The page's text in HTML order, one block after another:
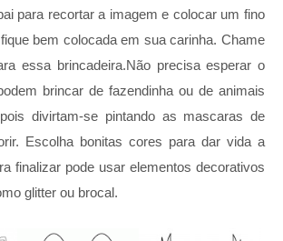
para recortar a imagem e colocar um fino
bem colocada em sua carinha. Chame
essa brincadeira.Não precisa esperar o
brincar de fazendinha ou de animais
divirtam-se pintando as mascaras de
Escolha bonitas cores para dar vida a
finalizar pode usar elementos decorativos
glitter ou brocal.